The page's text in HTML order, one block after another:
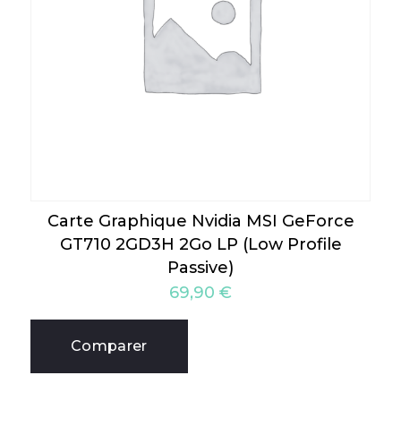
Carte Graphique Nvidia MSI GeForce
GT710 2GD3H 2Go LP (Low Profile
Passive)
69,90 €
Comparer